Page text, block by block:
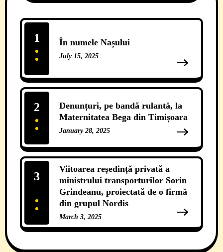
În numele Nașului
July 15, 2025
1
Denunțuri, pe bandă rulantă, la
Maternitatea Bega din Timișoara
January 28, 2025
2
Viitoarea reședință privată a
ministrului transporturilor Sorin
Grindeanu, proiectată de o firmă
din grupul Nordis
March 3, 2025
11 Comments
3